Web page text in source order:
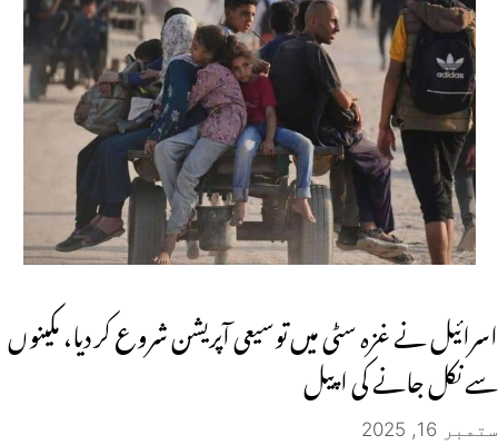
اسرائیل نے غزہ سٹی میں توسیعی آپریشن شروع کر دیا، مکینوں
سے نکل جانے کی اپیل
ستمبر 16, 2025